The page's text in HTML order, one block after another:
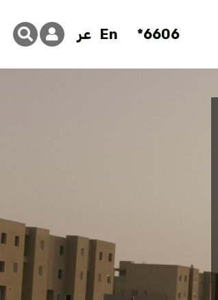
6606*
En عر